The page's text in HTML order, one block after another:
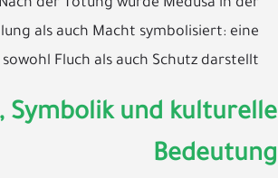
der Tötung wurde Medusa in der
als auch Macht symbolisiert: eine
Fluch als auch Schutz darstellt.
Symbolik und kulturelle
Bedeutung